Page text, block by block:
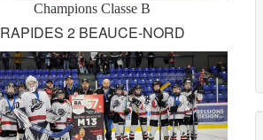
Champions Classe B
RAPIDES 2 BEAUCE-NORD